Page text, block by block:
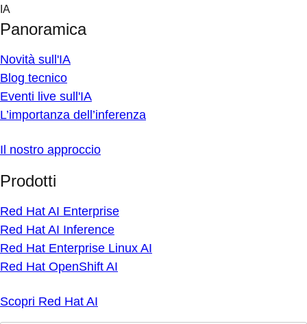
Skip
content
IA
Panoramica
Novità sull'IA
Blog tecnico
Eventi live sull'IA
L’importanza dell’inferenza
Il nostro approccio
Prodotti
Red Hat AI Enterprise
Red Hat AI Inference
Red Hat Enterprise Linux AI
Red Hat OpenShift AI
Scopri Red Hat AI